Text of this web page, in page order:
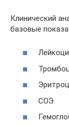
Клинический
базовые
СОЭ.